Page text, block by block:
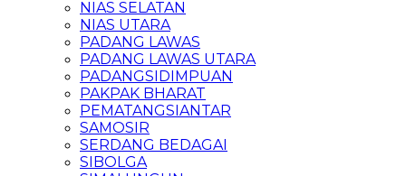
NIAS SELATAN
NIAS UTARA
PADANG LAWAS
PADANG LAWAS UTARA
PADANGSIDIMPUAN
PAKPAK BHARAT
PEMATANGSIANTAR
SAMOSIR
SERDANG BEDAGAI
SIBOLGA